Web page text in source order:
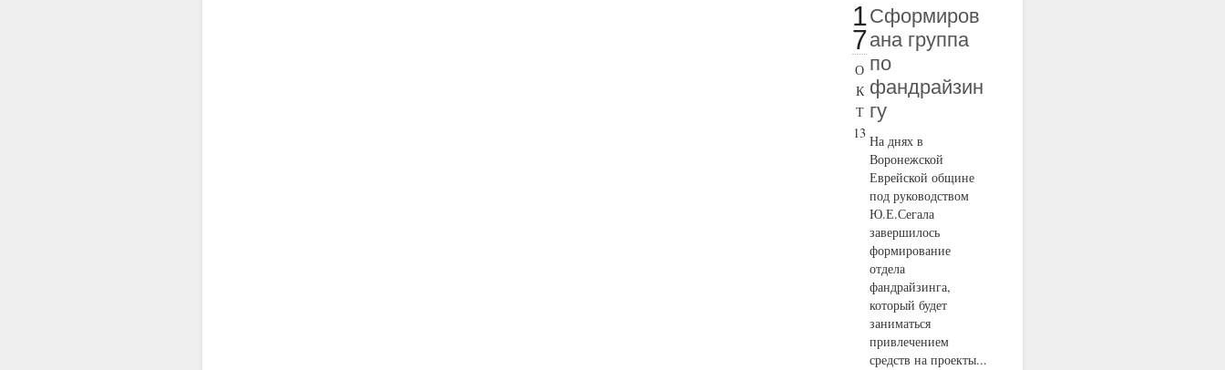
1
7
О
К
Т
13
Сформиров
ана группа
по
фандрайзин
гу
На днях в
Воронежской
Еврейской общине
под руководством
Ю.Е.Сегала
завершилось
формирование
отдела
фандрайзинга,
который будет
заниматься
привлечением
средств на проекты...